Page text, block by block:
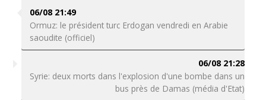
06/08 21:49
Ormuz: le président turc Erdogan vendredi en Arabie
saoudite (officiel)
06/08 21:28
Syrie: deux morts dans l'explosion d'une bombe dans un
bus près de Damas (média d'Etat)